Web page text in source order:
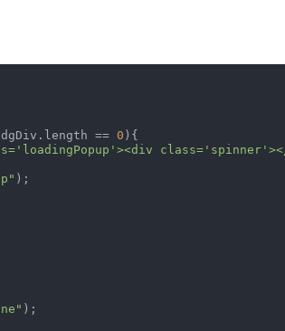
== 0 ){
);
);